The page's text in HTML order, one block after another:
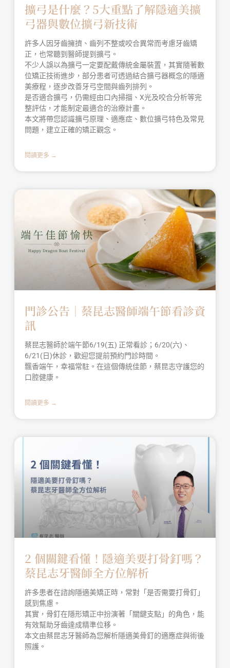
擴弓是什麼？5大重點了解隱適美擴
弓器與數位擴弓新技術
許多人因牙齒擁擠、齒列不整或咬合異常而考慮牙齒矯
正，也常聽到醫師提到擴弓。
不少人誤以為擴弓一定要配戴傳統金屬裝置，其實隨著數
位矯正技術進步，部分患者可透過結合擴弓器概念的隱適
美療程，逐步改善牙弓空間與齒列排列。
是否適合擴弓，仍需經由口內掃描、X光及咬合分析等完
整評估，才能制定最適合的治療計畫。
本文將帶您認識擴弓原理、適應症、數位擴弓特色及常見
問題，建立正確的矯正觀念。
閱讀更多 →
門診公告｜蔡昆志醫師端午節看診資
訊
蔡昆志醫師於端午節6/19(五) 正常看診；6/20(六)、
6/21(日)休診，歡迎您提前預約門診時間。
飄香端午，幸福常駐。在這個傳統佳節，蔡昆志守護您的
口腔健康。
閱讀更多 →
2 個關鍵看懂！隱適美要打骨釘嗎？
蔡昆志牙醫師全方位解析
許多患者在諮詢隱適美矯正時，常對「是否需要打骨釘」
感到焦慮。
其實，骨釘在隱形矯正中扮演著「關鍵支點」的角色，能
有效幫助牙齒達成精準位移。
本文由蔡昆志牙醫師為您解析隱適美骨釘的適應症與術後
照護。